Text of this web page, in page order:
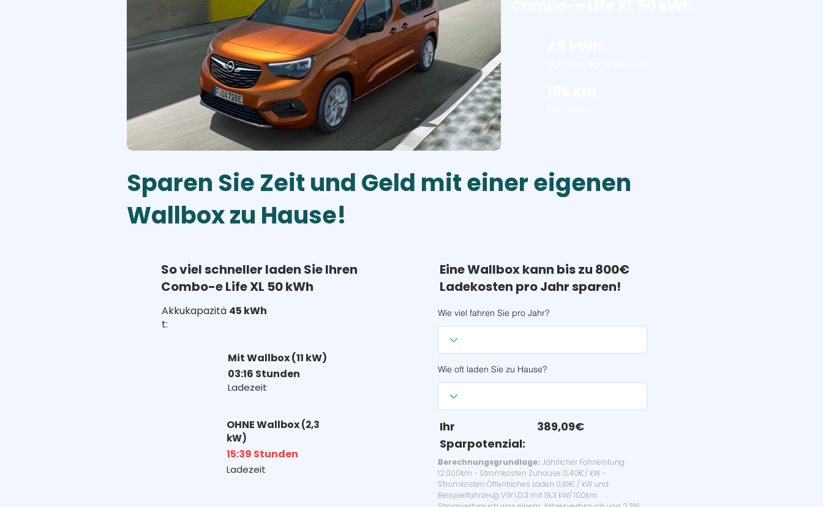
Sparen Sie Zeit und Geld mit einer eigenen
Wallbox zu Hause!
So viel schneller laden Sie Ihren
Combo-e Life XL 50 kWh
Akkukapazitä
t:
45 kWh
Mit Wallbox (11 kW)
03:16 Stunden
Ladezeit
OHNE Wallbox(2,3
kW)
15:39 Stunden
Ladezeit
Eine Wallbox kann bis zu 800€
Ladekosten pro Jahr sparen!
Wie viel fahren Sie pro Jahr?
Wie oft laden Sie zu Hause?
Ihr
Sparpotenzial:
389,09€
Berechnungsgrundlage: Jährlicher Fahrleistung
12.000km - Stromkosten Zuhause 0,40€/ kW -
Stromkosten Öffentliches Laden 0,61€ / kW und
Beispielfahrzeug VW I.D.3 mit 19,3 kW/ 100km